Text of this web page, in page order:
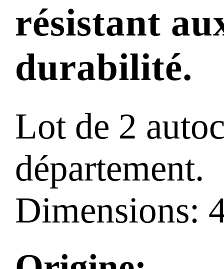
résistant
durabilité.
Lot de 2
département.
Dimensions: